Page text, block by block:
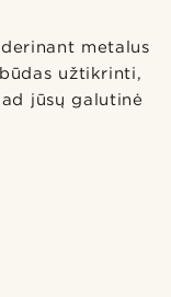
metalus
užtikrinti,
jūsų galutinė